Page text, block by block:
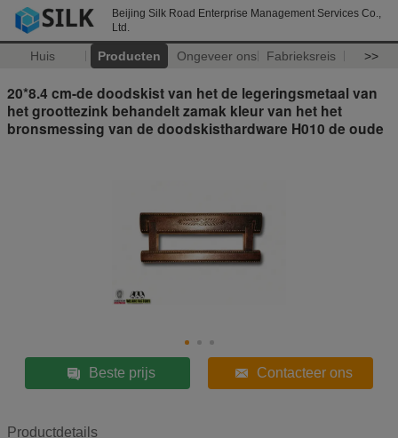
Beijing Silk Road Enterprise Management Services Co.,
Ltd.
Huis Producten Ongeveer ons Fabrieksreis >>
20*8.4 cm-de doodskist van het de legeringsmetaal van
het groottezink behandelt zamak kleur van het het
bronsmessing van de doodskisthardware H010 de oude
Beste prijs Contacteer ons
Productdetails